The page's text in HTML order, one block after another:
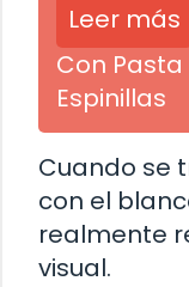
Leer más
Con
Espinillas
Cuando se
con el
realmente
visual.